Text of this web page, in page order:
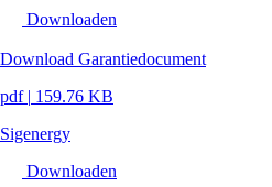
Downloaden
Download Garantiedocument
pdf | 159.76 KB
Sigenergy
Downloaden